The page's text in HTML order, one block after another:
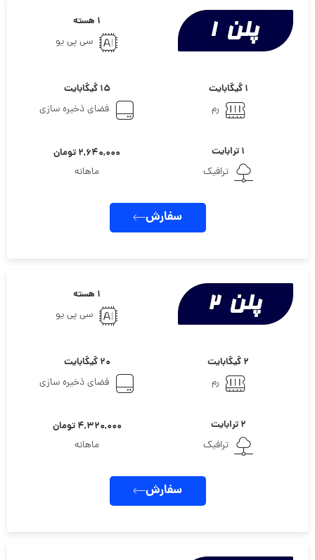
۱ هسته
سی پی یو
۱ گیگابایت
رم
۱۵ گیگابایت
فضای ذخیره سازی
۱ ترابایت
ترافیک
۲,۶۴۰,۰۰۰ تومان
ماهانه
سفارش
۱ هسته
سی پی یو
۲ گیگابایت
رم
۲۰ گیگابایت
فضای ذخیره سازی
۲ ترابایت
ترافیک
۴,۳۲۰,۰۰۰ تومان
ماهانه
سفارش